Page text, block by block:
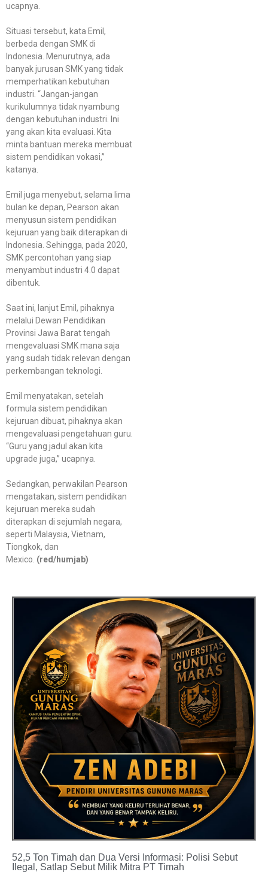
ucapnya.
Situasi tersebut, kata Emil,
berbeda dengan SMK di
Indonesia. Menurutnya, ada
banyak jurusan SMK yang tidak
memperhatikan kebutuhan
industri. “Jangan-jangan
kurikulumnya tidak nyambung
dengan kebutuhan industri. Ini
yang akan kita evaluasi. Kita
minta bantuan mereka membuat
sistem pendidikan vokasi,”
katanya.
Emil juga menyebut, selama lima
bulan ke depan, Pearson akan
menyusun sistem pendidikan
kejuruan yang baik diterapkan di
Indonesia. Sehingga, pada 2020,
SMK percontohan yang siap
menyambut industri 4.0 dapat
dibentuk.
Saat ini, lanjut Emil, pihaknya
melalui Dewan Pendidikan
Provinsi Jawa Barat tengah
mengevaluasi SMK mana saja
yang sudah tidak relevan dengan
perkembangan teknologi.
Emil menyatakan, setelah
formula sistem pendidikan
kejuruan dibuat, pihaknya akan
mengevaluasi pengetahuan guru.
“Guru yang jadul akan kita
upgrade juga,” ucapnya.
Sedangkan, perwakilan Pearson
mengatakan, sistem pendidikan
kejuruan mereka sudah
diterapkan di sejumlah negara,
seperti Malaysia, Vietnam,
Tiongkok, dan
Mexico. (red/humjab)
52,5 Ton Timah dan Dua Versi Informasi: Polisi Sebut
Ilegal, Satlap Sebut Milik Mitra PT Timah